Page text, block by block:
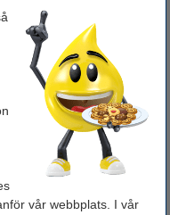
vår webbplats. I vår
21 mm